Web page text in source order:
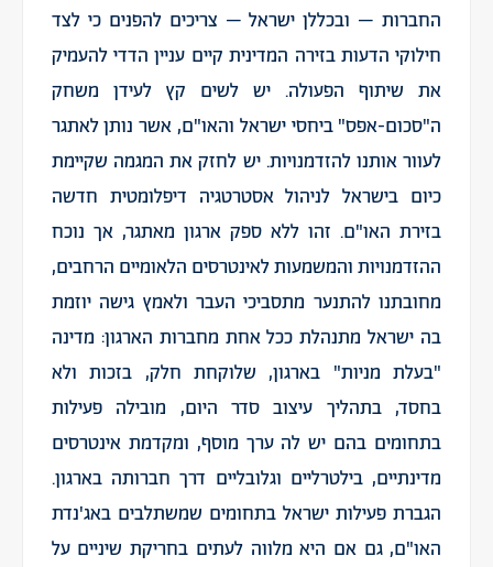
החברות – ובכללן ישראל – צריכים להפנים כי לצד
חילוקי הדעות בזירה המדינית קיים עניין הדדי להעמיק
את שיתוף הפעולה. יש לשים קץ לעידן משחק
ה"סכום-אפס" ביחסי ישראל והאו"ם, אשר נותן לאתגר
לעוור אותנו להזדמנויות. יש לחזק את המגמה שקיימת
כיום בישראל לניהול אסטרטגיה דיפלומטית חדשה
בזירת האו"ם. זהו ללא ספק ארגון מאתגר, אך נוכח
ההזדמנויות והמשמעות לאינטרסים הלאומיים הרחבים,
מחובתנו להתנער מתסביכי העבר ולאמץ גישה יוזמת
בה ישראל מתנהלת ככל אחת מחברות הארגון: מדינה
"בעלת מניות" בארגון, שלוקחת חלק, בזכות ולא
בחסד, בתהליך עיצוב סדר היום, מובילה פעילות
בתחומים בהם יש לה ערך מוסף, ומקדמת אינטרסים
מדינתיים, בילטרליים וגלובליים דרך חברותה בארגון.
הגברת פעילות ישראל בתחומים שמשתלבים באג'נדת
האו"ם, גם אם היא מלווה לעתים בחריקת שיניים על